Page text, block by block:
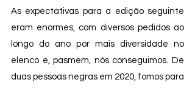
As expectativas para a edição seguinte
eram enormes, com diversos pedidos ao
longo do ano por mais diversidade no
elenco e, pasmem, nós conseguimos. De
duas pessoas negras em 2020, fomos para